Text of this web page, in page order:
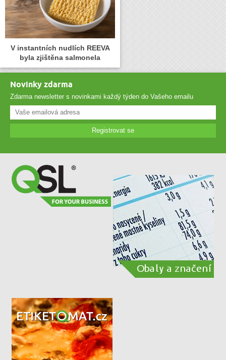
V instantních nudlích REEVA
byla zjištěna salmonela
Novinky zdarma
Zdarma newsletter s novinkami každý týden do Vašeho emailu
Registrovat se